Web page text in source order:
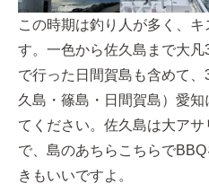
この時期は釣り人が多く、
す。一色から佐久島まで大
で行った日間賀島も含めて
久島・篠島・日間賀島）愛
てください。佐久島は大ア
で、島のあちらこちらで
きもいいですよ。